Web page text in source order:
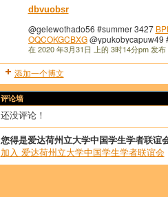
dbvuobsr
@gelewothado56 #summer 3427
OQCOKGCBXG@ypukobycapuw49
在 2020 年3月31日 上的 3时14分pm 发布
添加一个博文
评论墙
还没评论！
您得是爱达荷州立大学中国学生学者联谊
加入 爱达荷州立大学中国学生学者联谊会